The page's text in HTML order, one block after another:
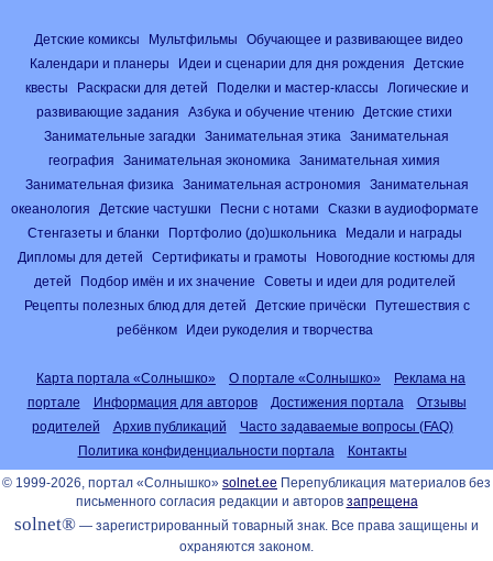
Детские комиксы Мультфильмы
Обучающее и развивающее видео
Календари и планеры
Идеи и сценарии для дня рождения
Детские
квесты
Раскраски для детей Поделки и мастер-классы
Логические и
развивающие задания
Азбука и обучение чтению
Детские стихи
Занимательные загадки
Занимательная этика
Занимательная
география
Занимательная экономика
Занимательная химия
Занимательная физика
Занимательная астрономия
Занимательная
океанология
Детские частушки Песни с нотами
Сказки в аудиоформате
Стенгазеты и бланки
Портфолио (до)школьника
Медали и награды
Дипломы для детей
Сертификаты и грамоты
Новогодние костюмы для
детей
Подбор имён и их значение
Советы и идеи для родителей
Рецепты полезных блюд для детей
Детские причёски
Путешествия с
ребёнком
Идеи рукоделия и творчества
Карта портала «Солнышко» О портале «Солнышко»
Реклама на
портале
Информация для авторов Достижения портала
Отзывы
родителей
Архив публикаций
Часто задаваемые вопросы (FAQ)
Политика конфиденциальности портала
Контакты
© 1999-2026, портал «Солнышко» solnet.ee Перепубликация материалов без
письменного согласия редакции и авторов запрещена
solnet® — зарегистрированный товарный знак. Все права защищены и
охраняются законом.